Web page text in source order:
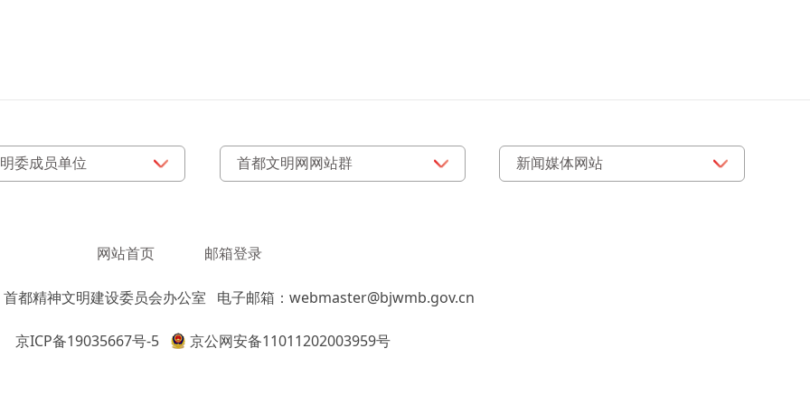
网站首页 邮箱登录
都精神文明建设委员会办公室 电子邮箱：webmaster@bjwmb.gov.cn
京ICP备19035667号-5 京公网安备11011202003959号